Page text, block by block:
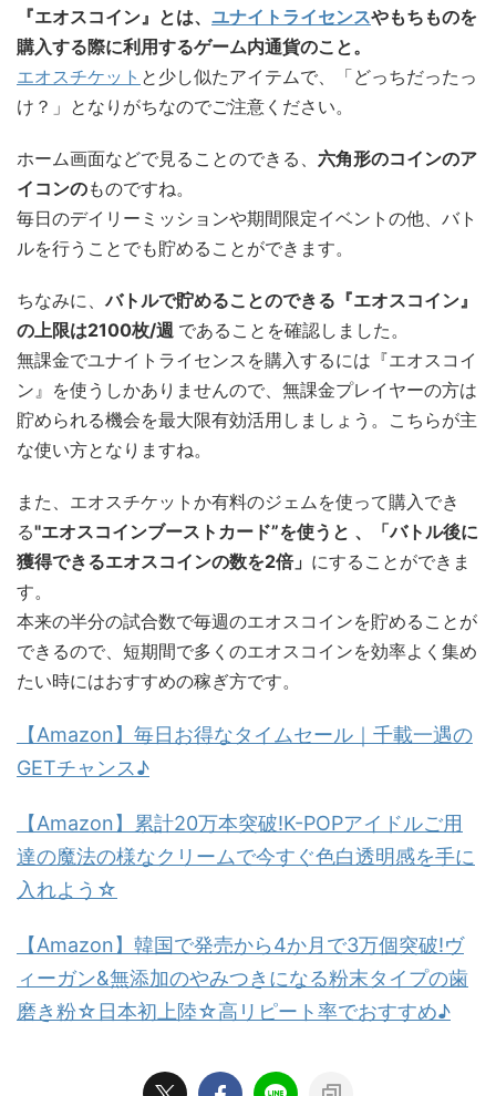
『エオスコイン』とは、 ユナイトライセンスやもちものを
購入する際に利用するゲーム内通貨のこと。
エオスチケット と少し似たアイテムで、「どっちだったっ
け？」となりがちなのでご注意ください。
ホーム画面などで見ることのできる、 六角形のコインのア
イコンのものですね。
毎日のデイリーミッションや期間限定イベントの他、バト
ルを行うことでも貯めることができます。
ちなみに、バトルで貯めることのできる『エオスコイン』
の上限は2100枚/週 であることを確認しました。
無課金でユナイトライセンスを購入するには『エオスコイ
ン』を使うしかありませんので、無課金プレイヤーの方は
貯められる機会を最大限有効活用しましょう。こちらが主
な使い方となりますね。
また、エオスチケットか有料のジェムを使って購入でき
る"エオスコインブーストカード”を使うと 、「バトル後に
獲得できるエオスコインの数を2倍」 にすることができま
す。
本来の半分の試合数で毎週のエオスコインを貯めることが
できるので、短期間で多くのエオスコインを効率よく集め
たい時にはおすすめの稼ぎ方です。
【Amazon】毎日お得なタイムセール｜千載一遇の
GETチャンス♪
【Amazon】累計20万本突破!K-POPアイドルご用
達の魔法の様なクリームで今すぐ色白透明感を手に
入れよう☆
【Amazon】韓国で発売から4か月で3万個突破!ヴ
ィーガン&無添加のやみつきになる粉末タイプの歯
磨き粉☆日本初上陸☆高リピート率でおすすめ♪